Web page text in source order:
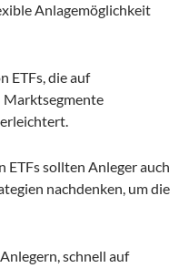
Anlagemöglichkeit
ETFs, die auf
Marktsegmente
sollten Anleger auch
nachdenken, um die
schnell auf